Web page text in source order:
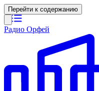
Перейти к содержанию
Радио Орфей